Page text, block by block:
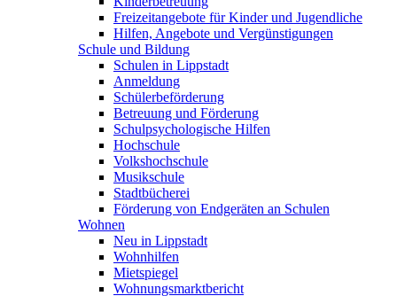
Freizeitangebote für Kinder und Jugendliche
Hilfen, Angebote und Vergünstigungen
Schule und Bildung
Schulen in Lippstadt
Anmeldung
Schülerbeförderung
Betreuung und Förderung
Schulpsychologische Hilfen
Hochschule
Volkshochschule
Musikschule
Stadtbücherei
Förderung von Endgeräten an Schulen
Wohnen
Neu in Lippstadt
Wohnhilfen
Mietspiegel
Wohnungsmarktbericht